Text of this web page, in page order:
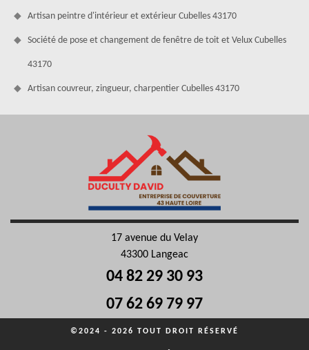
Artisan peintre d'intérieur et extérieur Cubelles 43170
Société de pose et changement de fenêtre de toit et Velux Cubelles
43170
Artisan couvreur, zingueur, charpentier Cubelles 43170
17 avenue du Velay
43300 Langeac
04 82 29 30 93
07 62 69 79 97
©2024 - 2026 TOUT DROIT RÉSERVÉ